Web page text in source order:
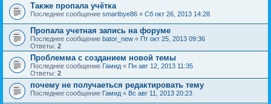
Также пропала учётка
Последнее сообщение smartbye86 « Сб окт 26, 2013 14:28
Пропала учетная запись на форуме
Последнее сообщение bator_new « Пт окт 25, 2013 09:36
Ответы: 2
Проблемма с созданием новой темы
Последнее сообщение Гамид « Пн авг 12, 2013 11:35
Ответы: 2
почему не получаеться редактировать тему
Последнее сообщение Гамид « Вс авг 11, 2013 20:23